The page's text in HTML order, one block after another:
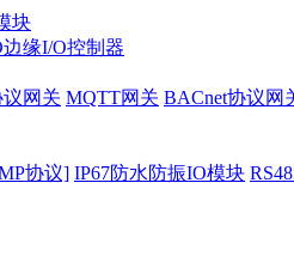
块
边缘I/O控制器
网关 MQTT网关 BACnet协议网
协议] IP67防水防振IO模块